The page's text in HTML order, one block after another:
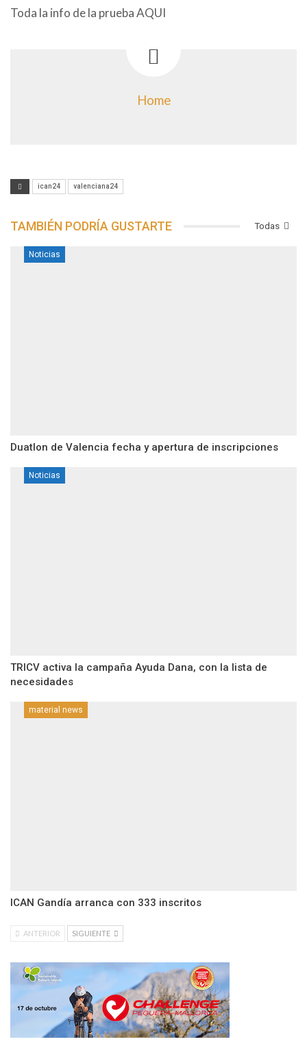
Toda la info de la prueba AQUI
Home
ican24 valenciana24
Todas
TAMBIÉN PODRÍA GUSTARTE
Noticias
Duatlon de Valencia fecha y apertura de inscripciones
Noticias
TRICV activa la campaña Ayuda Dana, con la lista de
necesidades
material news
ICAN Gandía arranca con 333 inscritos
ANTERIOR SIGUIENTE